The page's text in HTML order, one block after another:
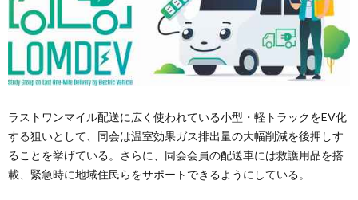
ラストワンマイル配送に広く使われている小型・軽トラックをEV化
する狙いとして、同会は温室効果ガス排出量の大幅削減を後押しす
ることを挙げている。さらに、同会会員の配送車には救護用品を搭
載、緊急時に地域住民らをサポートできるようにしている。